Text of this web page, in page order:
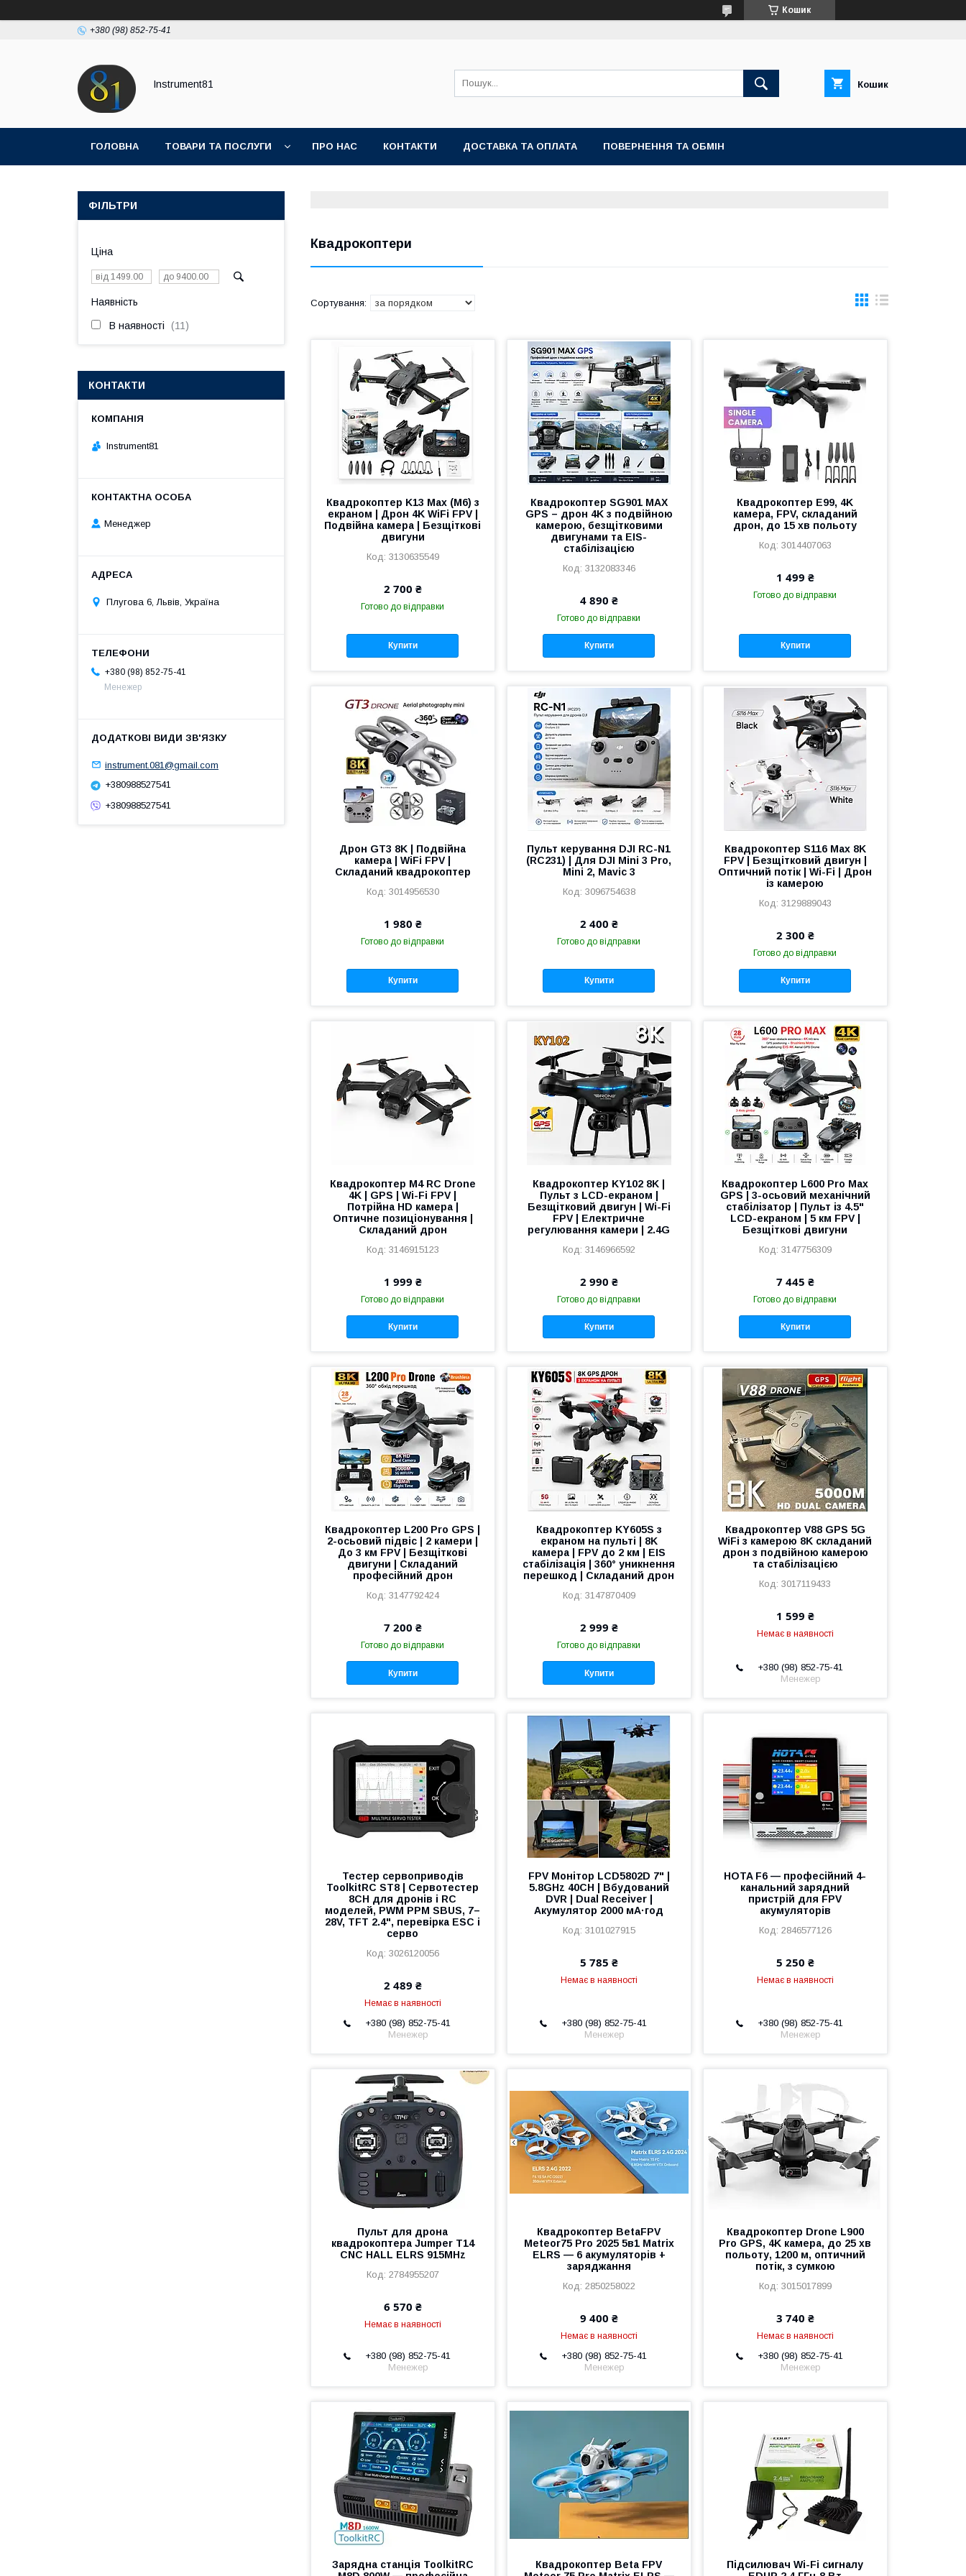
Кошик
+380 (98) 852-75-41
Instrument81 Кошик
ГОЛОВНА ТОВАРИ ТА ПОСЛУГИ ПРО НАС КОНТАКТИ ДОСТАВКА ТА ОПЛАТА ПОВЕРНЕННЯ ТА ОБМІН
Квадрокоптери
Квадрокоптер K13 Max (M6) з
екраном | Дрон 4K WiFi FPV |
Подвійна камера | Безщіткові
двигуни
3130635549
2 700 ₴
Готово до відправки
Купити
Квадрокоптер SG901 MAX
GPS – дрон 4K з подвійною
камерою, безщітковими
двигунами та EIS-
стабілізацією
3132083346
4 890 ₴
Готово до відправки
Купити
Квадрокоптер E99, 4K
камера, FPV, складаний
дрон, до 15 хв польоту
3014407063
1 499 ₴
Готово до відправки
Купити
Дрон GT3 8K | Подвійна
камера | WiFi FPV |
Складаний квадрокоптер
3014956530
1 980 ₴
Готово до відправки
Купити
Пульт керування DJI RC-N1
(RC231) | Для DJI Mini 3 Pro,
Mini 2, Mavic 3
3096754638
2 400 ₴
Готово до відправки
Купити
Квадрокоптер S116 Max 8K
FPV | Безщітковий двигун |
Оптичний потік | Wi-Fi | Дрон
із камерою
3129889043
2 300 ₴
Готово до відправки
Купити
Квадрокоптер M4 RC Drone
4K | GPS | Wi-Fi FPV |
Потрійна HD камера |
Оптичне позиціонування |
Складаний дрон
3146915123
1 999 ₴
Готово до відправки
Купити
Квадрокоптер KY102 8K |
Пульт з LCD-екраном |
Безщітковий двигун | Wi-Fi
FPV | Електричне
регулювання камери | 2.4G
3146966592
2 990 ₴
Готово до відправки
Купити
Квадрокоптер L600 Pro Max
GPS | 3-осьовий механічний
стабілізатор | Пульт із 4.5"
LCD-екраном | 5 км FPV |
Безщіткові двигуни
3147756309
7 445 ₴
Готово до відправки
Купити
Квадрокоптер L200 Pro GPS |
2-осьовий підвіс | 2 камери |
До 3 км FPV | Безщіткові
двигуни | Складаний
професійний дрон
3147792424
7 200 ₴
Готово до відправки
Купити
Квадрокоптер KY605S з
екраном на пульті | 8K
камера | FPV до 2 км | EIS
стабілізація | 360° уникнення
перешкод | Складаний дрон
3147870409
2 999 ₴
Готово до відправки
Купити
Квадрокоптер V88 GPS 5G
WiFi з камерою 8K складаний
дрон з подвійною камерою
та стабілізацією
3017119433
1 599 ₴
Немає в наявності
+380 (98) 852-75-41
Менежер
Тестер сервоприводів
ToolkitRC ST8 | Сервотестер
8CH для дронів і RC
моделей, PWM PPM SBUS, 7–
28V, TFT 2.4", перевірка ESC і
серво
3026120056
2 489 ₴
Немає в наявності
+380 (98) 852-75-41
Менежер
FPV Монітор LCD5802D 7" |
5.8GHz 40CH | Вбудований
DVR | Dual Receiver |
Акумулятор 2000 мА·год
3101027915
5 785 ₴
Немає в наявності
+380 (98) 852-75-41
Менежер
HOTA F6 — професійний 4-
канальний зарядний
пристрій для FPV
акумуляторів
2846577126
5 250 ₴
Немає в наявності
+380 (98) 852-75-41
Менежер
Пульт для дрона
квадрокоптера Jumper T14
CNC HALL ELRS 915MHz
2784955207
6 570 ₴
Немає в наявності
+380 (98) 852-75-41
Менежер
Квадрокоптер BetaFPV
Meteor75 Pro 2025 5в1 Matrix
ELRS — 6 акумуляторів +
заряджання
2850258022
9 400 ₴
Немає в наявності
+380 (98) 852-75-41
Менежер
Квадрокоптер Drone L900
Pro GPS, 4K камера, до 25 хв
польоту, 1200 м, оптичний
потік, з сумкою
3015017899
3 740 ₴
Немає в наявності
+380 (98) 852-75-41
Менежер
Зарядна станція ToolkitRC
Квадрокоптер Beta FPV
Підсилювач Wi-Fi сигналу
ФІЛЬТРИ
Ціна
Наявність
В наявності 11
КОНТАКТИ
Instrument81
Менеджер
Плугова 6, Львів, Україна
+380 (98) 852-75-41
Менежер
instrument.081@gmail.com
+380988527541
+380988527541